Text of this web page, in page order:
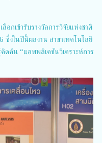
อกเข้ารับรางวัลการวิจัยแห่งชาติ
ซึ่งในปีนี้ผลงาน สาขาเทคโนโลยี
ดค้น “แอพพลิเคชันวิเคราะห์การ